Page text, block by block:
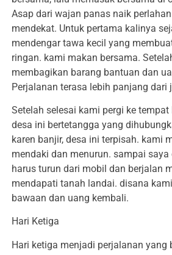
Asap dari wajan panas naik
mendekat. Untuk pertama kalinya
mendengar tawa kecil yang
ringan. kami makan bersama.
membagikan barang bantuan dan
Perjalanan terasa lebih panjang dari
Setelah selesai kami pergi ke tempat
desa ini bertetangga yang
karen banjir, desa ini terpisah. kami
mendaki dan menurun. sampai
harus turun dari mobil dan berjalan
mendapati tanah landai. disana
bawaan dan uang kembali.
Hari Ketiga
Hari ketiga menjadi perjalanan yang